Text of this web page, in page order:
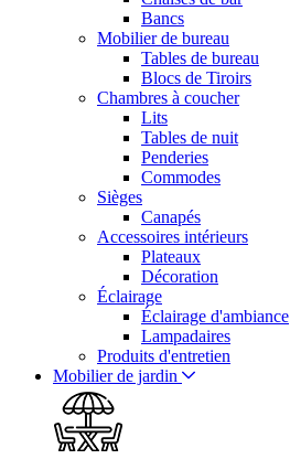
Bancs
Mobilier de bureau
Tables de bureau
Blocs de Tiroirs
Chambres à coucher
Lits
Tables de nuit
Penderies
Commodes
Sièges
Canapés
Accessoires intérieurs
Plateaux
Décoration
Éclairage
Éclairage d'ambiance
Lampadaires
Produits d'entretien
Mobilier de jardin